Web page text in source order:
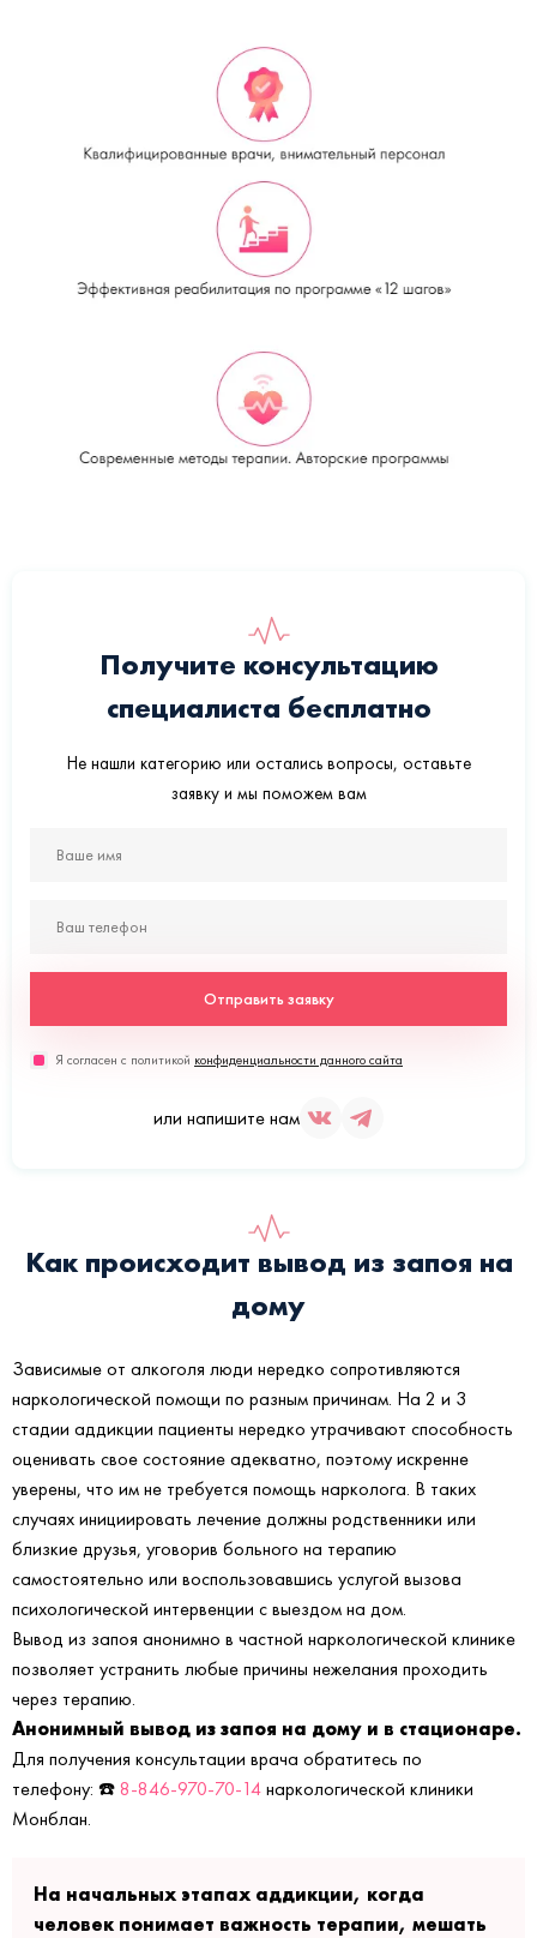
Получите консультацию
специалиста бесплатно
Не нашли категорию или остались вопросы, оставьте
заявку и мы поможем вам
Отправить заявку
Я согласен с политикой конфиденциальности данного сайта
или напишите нам
Как происходит вывод из запоя на
дому
Зависимые от алкоголя люди нередко сопротивляются
наркологической помощи по разным причинам. На 2 и 3
стадии аддикции пациенты нередко утрачивают способность
оценивать свое состояние адекватно, поэтому искренне
уверены, что им не требуется помощь нарколога. В таких
случаях инициировать лечение должны родственники или
близкие друзья, уговорив больного на терапию
самостоятельно или воспользовавшись услугой вызова
психологической интервенции с выездом на дом.
Вывод из запоя анонимно в частной наркологической клинике
позволяет устранить любые причины нежелания проходить
через терапию.
Анонимный вывод из запоя на дому и в стационаре.
Для получения консультации врача обратитесь по
телефону: ☎️ 8-846-970-70-14 наркологической клиники
Монблан.
На начальных этапах аддикции, когда
человек понимает важность терапии, мешать